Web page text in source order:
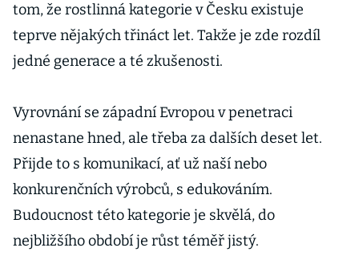
tom, že rostlinná kategorie v Česku existuje
teprve nějakých třináct let. Takže je zde rozdíl
jedné generace a té zkušenosti.
Vyrovnání se západní Evropou v penetraci
nenastane hned, ale třeba za dalších deset let.
Přijde to s komunikací, ať už naší nebo
konkurenčních výrobců, s edukováním.
Budoucnost této kategorie je skvělá, do
nejbližšího období je růst téměř jistý.